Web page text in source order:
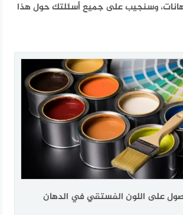
وسنجيب على جميع أسئلتك حول هذا
على اللون الفستقي في الدهان